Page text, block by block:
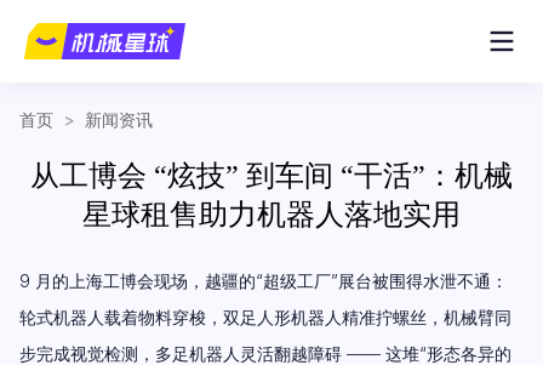
首页 > 新闻资讯
从工博会 “炫技” 到车间 “干活”：机械
星球租售助力机器人落地实用
9 月的上海工博会现场，越疆的“超级工厂”展台被围得水泄不通：
轮式机器人载着物料穿梭，双足人形机器人精准拧螺丝，机械臂同
步完成视觉检测，多足机器人灵活翻越障碍 —— 这堆“形态各异的